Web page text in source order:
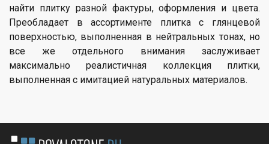
найти плитку разной фактуры, оформления и цвета.
Преобладает в ассортименте плитка с глянцевой
поверхностью, выполненная в нейтральных тонах, но
все же отдельного внимания заслуживает
максимально реалистичная коллекция плитки,
выполненная с имитацией натуральных материалов.